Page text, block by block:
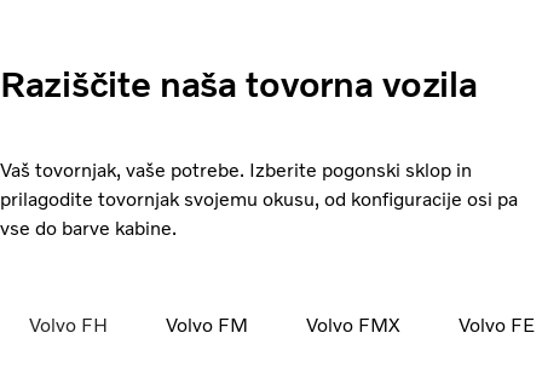
Raziščite naša tovorna vozila
Vaš tovornjak, vaše potrebe. Izberite pogonski sklop in
prilagodite tovornjak svojemu okusu, od konfiguracije osi pa
vse do barve kabine.
Volvo FH Volvo FM Volvo FMX Volvo FE